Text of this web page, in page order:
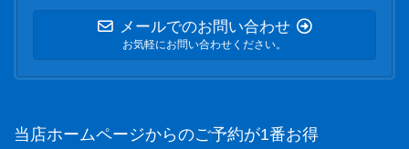
メールでのお問い合わせ
お気軽にお問い合わせください。
当店ホームページからのご予約が1番お得